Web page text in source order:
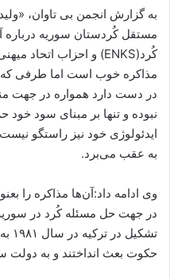
به گزارش انجمن بی تاوان،
مستقل کُردستان‌ سوریه درباره
مذاکره خوب است اما طرفی
در دست دارد همواره در جهت
نبوده و تنها بر مبنای سود خود
ایدئولوژی خود نیز راستگو
به عقب می‌برد.
وی ادامه داد:آن‌ها مذاکره را
در جهت حل مسئله کُرد در
حکوت بعث انداختند و به دولت